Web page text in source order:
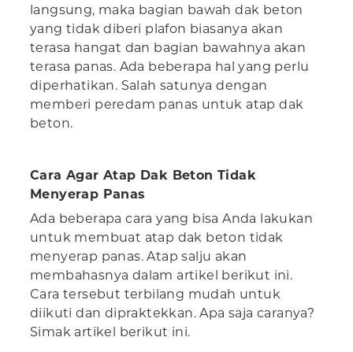
langsung, maka bagian bawah dak beton
yang tidak diberi plafon biasanya akan
terasa hangat dan bagian bawahnya akan
terasa panas. Ada beberapa hal yang perlu
diperhatikan. Salah satunya dengan
memberi peredam panas untuk atap dak
beton.
Cara Agar Atap Dak Beton Tidak
Menyerap Panas
Ada beberapa cara yang bisa Anda lakukan
untuk membuat atap dak beton tidak
menyerap panas. Atap salju akan
membahasnya dalam artikel berikut ini.
Cara tersebut terbilang mudah untuk
diikuti dan dipraktekkan. Apa saja caranya?
Simak artikel berikut ini.